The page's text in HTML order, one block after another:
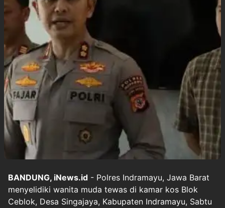
BANDUNG, iNews.id - Polres Indramayu, Jawa Barat
menyelidiki wanita muda tewas di kamar kos Blok
Ceblok, Desa Singajaya, Kabupaten Indramayu, Sabtu